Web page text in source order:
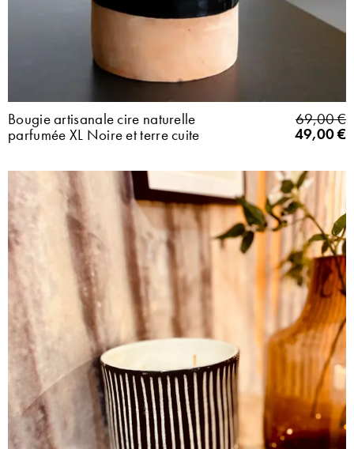
Bougie artisanale cire naturelle
parfumée XL Noire et terre cuite
69,00€
49,00€